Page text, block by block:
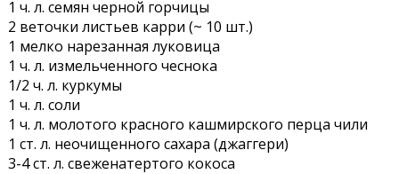
1 ч. л. семян черной горчицы
2 веточки листьев карри (~ 10 шт.)
1 мелко нарезанная луковица
1 ч. л. измельченного чеснока
1/2 ч. л. куркумы
1 ч. л. соли
1 ч. л. молотого красного кашмирского перца чили
1 ст. л. неочищенного сахара (джаггери)
3-4 ст. л. свеженатертого кокоса